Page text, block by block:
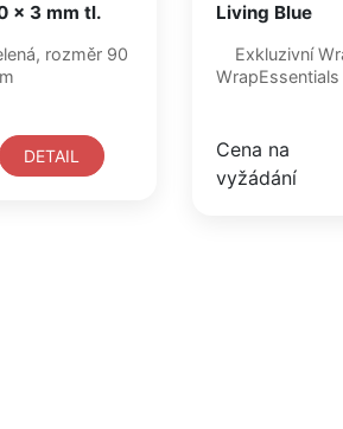
x 3 mm tl.
rozměr 90
DETAIL
Living Blue
Cena na
vyžádání